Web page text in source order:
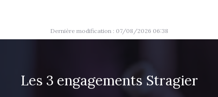
Dernière modification : 07/08/2026 06:38
Les 3 engagements Stragier